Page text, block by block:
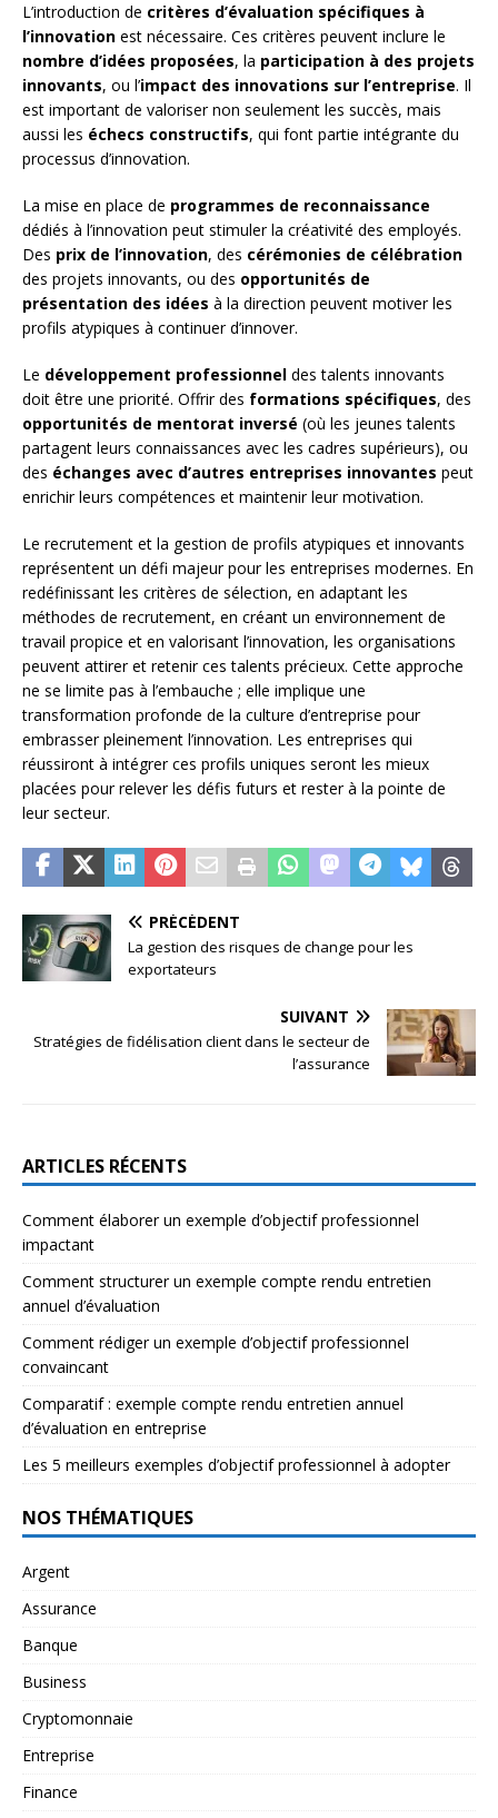
L’introduction de critères d’évaluation spécifiques à
l’innovation est nécessaire. Ces critères peuvent inclure le
nombre d’idées proposées, la participation à des projets
innovants, ou l’impact des innovations sur l’entreprise. Il
est important de valoriser non seulement les succès, mais
aussi les échecs constructifs, qui font partie intégrante du
processus d’innovation.
La mise en place de programmes de reconnaissance
dédiés à l’innovation peut stimuler la créativité des employés.
Des prix de l’innovation, des cérémonies de célébration
des projets innovants, ou des opportunités de
présentation des idées à la direction peuvent motiver les
profils atypiques à continuer d’innover.
Le développement professionnel des talents innovants
doit être une priorité. Offrir des formations spécifiques, des
opportunités de mentorat inversé (où les jeunes talents
partagent leurs connaissances avec les cadres supérieurs), ou
des échanges avec d’autres entreprises innovantes peut
enrichir leurs compétences et maintenir leur motivation.
Le recrutement et la gestion de profils atypiques et innovants
représentent un défi majeur pour les entreprises modernes. En
redéfinissant les critères de sélection, en adaptant les
méthodes de recrutement, en créant un environnement de
travail propice et en valorisant l’innovation, les organisations
peuvent attirer et retenir ces talents précieux. Cette approche
ne se limite pas à l’embauche ; elle implique une
transformation profonde de la culture d’entreprise pour
embrasser pleinement l’innovation. Les entreprises qui
réussiront à intégrer ces profils uniques seront les mieux
placées pour relever les défis futurs et rester à la pointe de
leur secteur.
PRÉCÉDENT
La gestion des risques de change pour les
exportateurs
SUIVANT
Stratégies de fidélisation client dans le secteur de
l’assurance
ARTICLES RÉCENTS
Comment élaborer un exemple d’objectif professionnel
impactant
Comment structurer un exemple compte rendu entretien
annuel d’évaluation
Comment rédiger un exemple d’objectif professionnel
convaincant
Comparatif : exemple compte rendu entretien annuel
d’évaluation en entreprise
Les 5 meilleurs exemples d’objectif professionnel à adopter
NOS THÉMATIQUES
Argent
Assurance
Banque
Business
Cryptomonnaie
Entreprise
Finance